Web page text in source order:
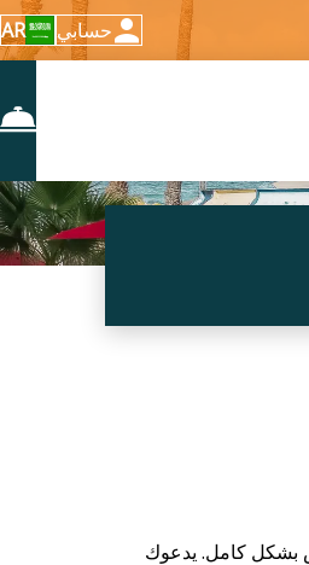
حسابي AR
بشكل كامل. يدعوك